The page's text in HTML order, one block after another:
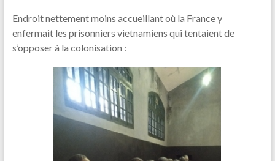
Endroit nettement moins accueillant où la France y
enfermait les prisonniers vietnamiens qui tentaient de
s’opposer à la colonisation :